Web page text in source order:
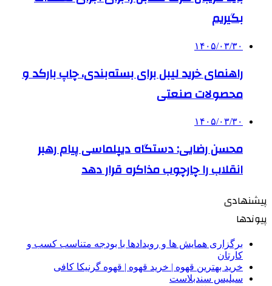
بگیریم
۱۴۰۵/۰۳/۳۰
راهنمای خرید لیبل برای بسته‌بندی، چاپ بارکد و
محصولات صنعتی
۱۴۰۵/۰۳/۳۰
محسن رضایی: دستگاه دیپلماسی پیام رهبر
انقلاب را چارچوب مذاکره قرار دهد
پیشنهادی
پیوندها
برگزاری همایش ها و رویدادها با بودجه متناسب کسب و
کارتان
خرید بهترین قهوه | خرید قهوه | قهوه گرنیکا کافی
سیلیس سندبلاست